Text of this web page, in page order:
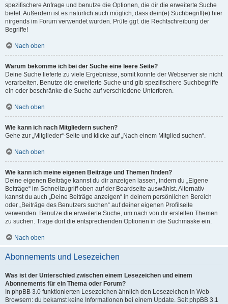
spezifischere Anfrage und benutze die Optionen, die dir die erweiterte Suche
bietet. Außerdem ist es natürlich auch möglich, dass dein(e) Suchbegriff(e) hier
nirgends im Forum verwendet wurden. Prüfe ggf. die Rechtschreibung der
Begriffe!
Nach oben
Warum bekomme ich bei der Suche eine leere Seite?
Deine Suche lieferte zu viele Ergebnisse, somit konnte der Webserver sie nicht
verarbeiten. Benutze die erweiterte Suche und gib spezifischere Suchbegriffe
ein oder beschränke die Suche auf verschiedene Unterforen.
Nach oben
Wie kann ich nach Mitgliedern suchen?
Gehe zur „Mitglieder“-Seite und klicke auf „Nach einem Mitglied suchen“.
Nach oben
Wie kann ich meine eigenen Beiträge und Themen finden?
Deine eigenen Beiträge kannst du dir anzeigen lassen, indem du „Eigene
Beiträge“ im Schnellzugriff oben auf der Boardseite auswählst. Alternativ
kannst du auch „Deine Beiträge anzeigen“ in deinem persönlichen Bereich
oder „Beiträge des Benutzers suchen“ auf deiner eigenen Profilseite
verwenden. Benutze die erweiterte Suche, um nach von dir erstellen Themen
zu suchen. Trage dort die entsprechenden Optionen in die Suchmaske ein.
Nach oben
Abonnements und Lesezeichen
Was ist der Unterschied zwischen einem Lesezeichen und einem
Abonnements für ein Thema oder Forum?
In phpBB 3.0 funktionierten Lesezeichen ähnlich den Lesezeichen in Web-
Browsern: du bekamst keine Informationen bei einem Update. Seit phpBB 3.1